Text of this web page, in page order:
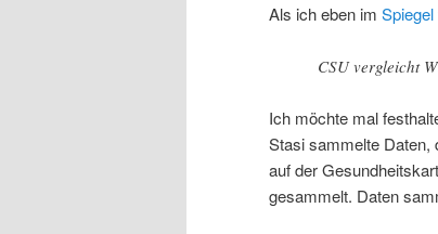
Als ich eben im Spiegel
CSU vergleicht
Ich möchte mal
Stasi sammelte Daten,
auf der
gesammelt. Daten